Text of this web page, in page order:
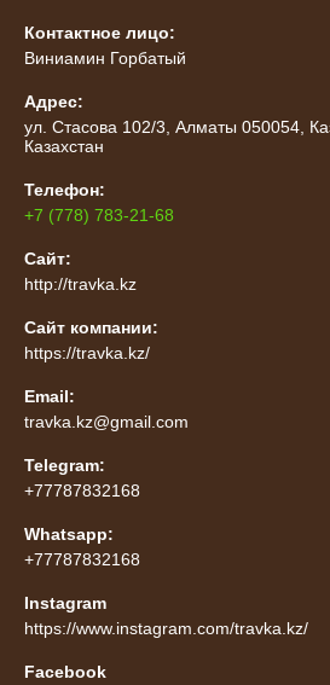
Контактное лицо:
Виниамин Горбатый
Адрес:
ул. Стасова 102/3, Алматы 050054,
Казахстан
Телефон:
+7 (778) 783-21-68
Сайт:
http://travka.kz
Сайт компании:
https://travka.kz/
Email:
travka.kz@gmail.com
Telegram:
+77787832168
Whatsapp:
+77787832168
Instagram
https://www.instagram.com/travka.kz/
Facebook